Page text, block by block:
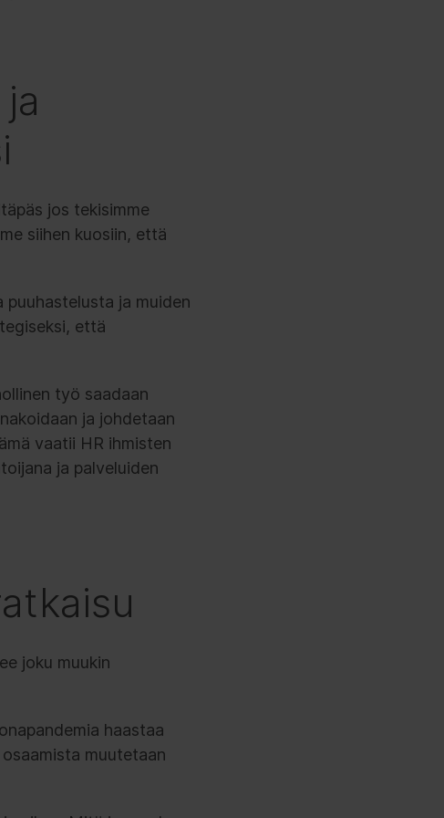
jos tekisimme
siihen kuosiin, että
ja muiden
että
työ saadaan
ja johdetaan
vaatii HR ihmisten
ja palveluiden
joku muukin
haastaa
muutetaan